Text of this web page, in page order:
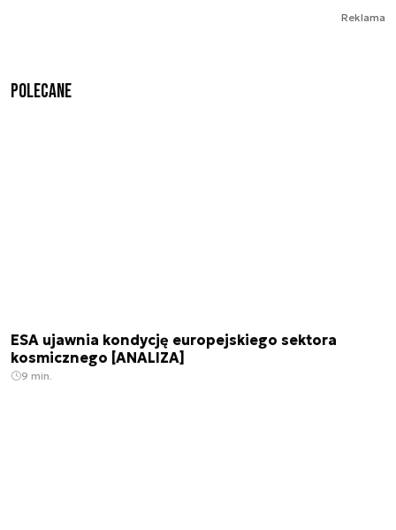
Reklama
Polecane
ESA ujawnia kondycję europejskiego sektora
kosmicznego [ANALIZA]
9 min.